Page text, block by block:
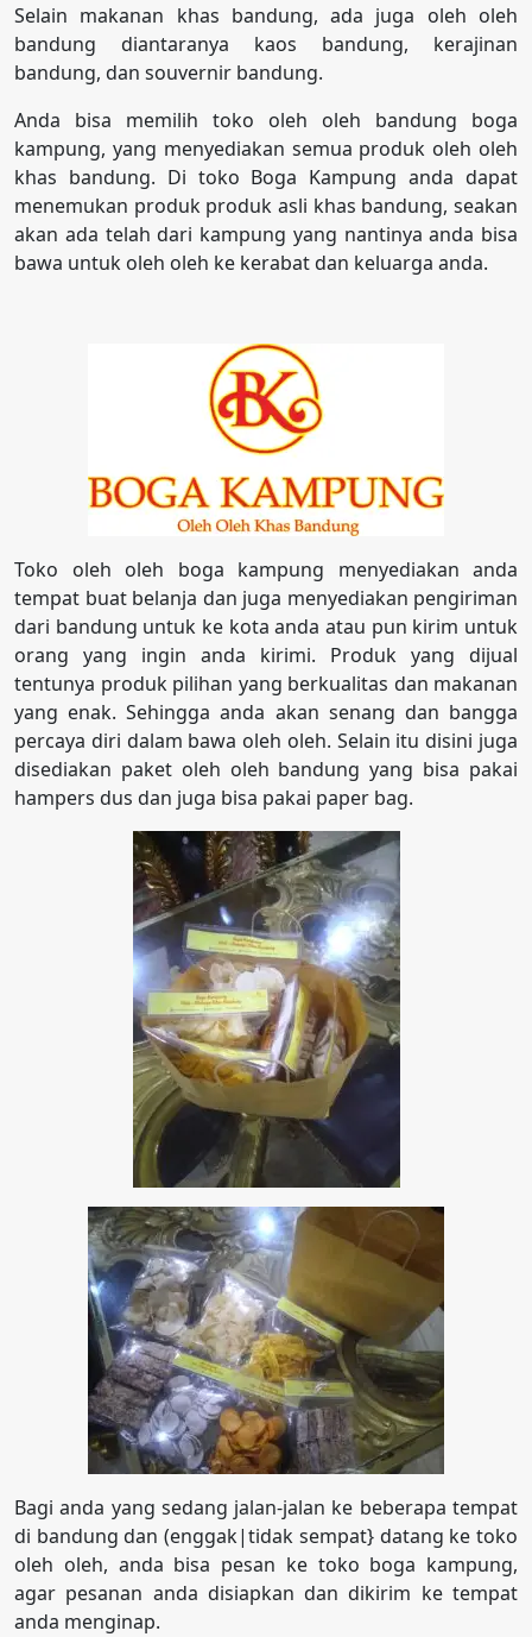
Selain makanan khas bandung, ada juga oleh oleh
bandung diantaranya kaos bandung, kerajinan
bandung, dan souvernir bandung.
Anda bisa memilih toko oleh oleh bandung boga
kampung, yang menyediakan semua produk oleh oleh
khas bandung. Di toko Boga Kampung anda dapat
menemukan produk produk asli khas bandung, seakan
akan ada telah dari kampung yang nantinya anda bisa
bawa untuk oleh oleh ke kerabat dan keluarga anda.
Toko oleh oleh boga kampung menyediakan anda
tempat buat belanja dan juga menyediakan pengiriman
dari bandung untuk ke kota anda atau pun kirim untuk
orang yang ingin anda kirimi. Produk yang dijual
tentunya produk pilihan yang berkualitas dan makanan
yang enak. Sehingga anda akan senang dan bangga
percaya diri dalam bawa oleh oleh. Selain itu disini juga
disediakan paket oleh oleh bandung yang bisa pakai
hampers dus dan juga bisa pakai paper bag.
Bagi anda yang sedang jalan-jalan ke beberapa tempat
di bandung dan (enggak|tidak sempat} datang ke toko
oleh oleh, anda bisa pesan ke toko boga kampung,
agar pesanan anda disiapkan dan dikirim ke tempat
anda menginap.